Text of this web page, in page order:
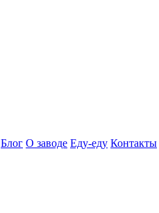
Блог О заводе Еду-еду Контакты